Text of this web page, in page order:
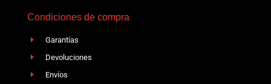
Condiciones de compra
Garantías
Devoluciones
Envíos